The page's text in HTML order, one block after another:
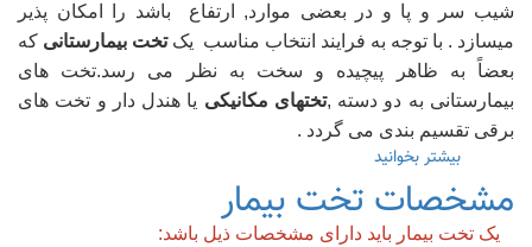
شیب سر و پا و در بعضی موارد, ارتفاع باشد را امکان پذیر
میسازد . با توجه به فرایند انتخاب مناسب یکتخت بیمارستانی که
بعضاً به ظاهر پیچیده و سخت به نظر می رسد.تخت های
بیمارستانی به دو دسته ,تختهای مکانیکی یا هندل دار و تخت های
برقی تقسیم بندی می گردد .
بیشتر بخوانید
بیمارستانی
ساده
مشخصات تخت بیمار
یک تخت بیمار باید دارای مشخصات ذیل باشد: